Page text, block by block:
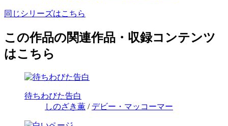
同じシリーズはこちら
この作品の関連作品・収録コンテンツ
はこちら
待ちわびた告白
しのざき薫 / デビー・マッコーマー